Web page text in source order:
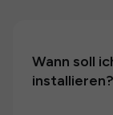
Wann soll
installieren?